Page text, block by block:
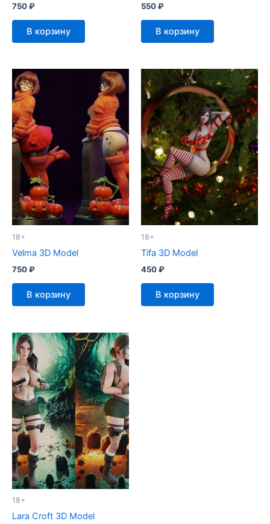
750₽
В корзину
550₽
В корзину
18+
Velma 3D Model
750₽
В корзину
18+
Tifa 3D Model
450₽
В корзину
18+
Lara Croft 3D Model